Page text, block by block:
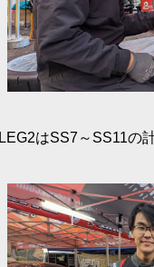
LEG2はSS7～SS11の